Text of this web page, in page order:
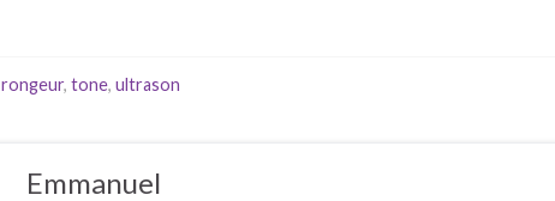
rongeur, tone, ultrason
Emmanuel